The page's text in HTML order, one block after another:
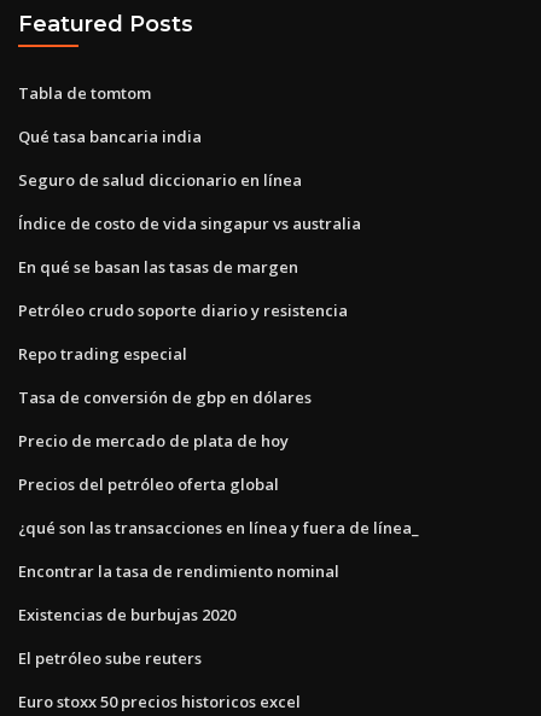
Featured Posts
Tabla de tomtom
Qué tasa bancaria india
Seguro de salud diccionario en línea
Índice de costo de vida singapur vs australia
En qué se basan las tasas de margen
Petróleo crudo soporte diario y resistencia
Repo trading especial
Tasa de conversión de gbp en dólares
Precio de mercado de plata de hoy
Precios del petróleo oferta global
¿qué son las transacciones en línea y fuera de línea_
Encontrar la tasa de rendimiento nominal
Existencias de burbujas 2020
El petróleo sube reuters
Euro stoxx 50 precios historicos excel